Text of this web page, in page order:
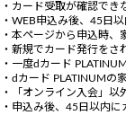
・カード受取が確認でき
・WEB申込み後、45日
・本ページから申込時、
・新規でカード発行をさ
・一度dカード
・dカード PLATINUMの
・「オンライン入会」
・申込み後、45日以内